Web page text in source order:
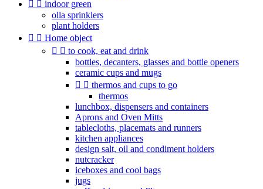
  indoor green
olla sprinklers
plant holders
  Home object
  to cook, eat and drink
bottles, decanters, glasses and bottle openers
ceramic cups and mugs
  thermos and cups to go
thermos
lunchbox, dispensers and containers
Aprons and Oven Mitts
tablecloths, placemats and runners
kitchen appliances
design salt, oil and condiment holders
nutcracker
iceboxes and cool bags
jugs